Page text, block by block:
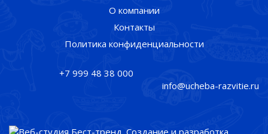
О компании
Контакты
Политика конфиденциальности
+7 999 48 38 000
info@ucheba-razvitie.ru